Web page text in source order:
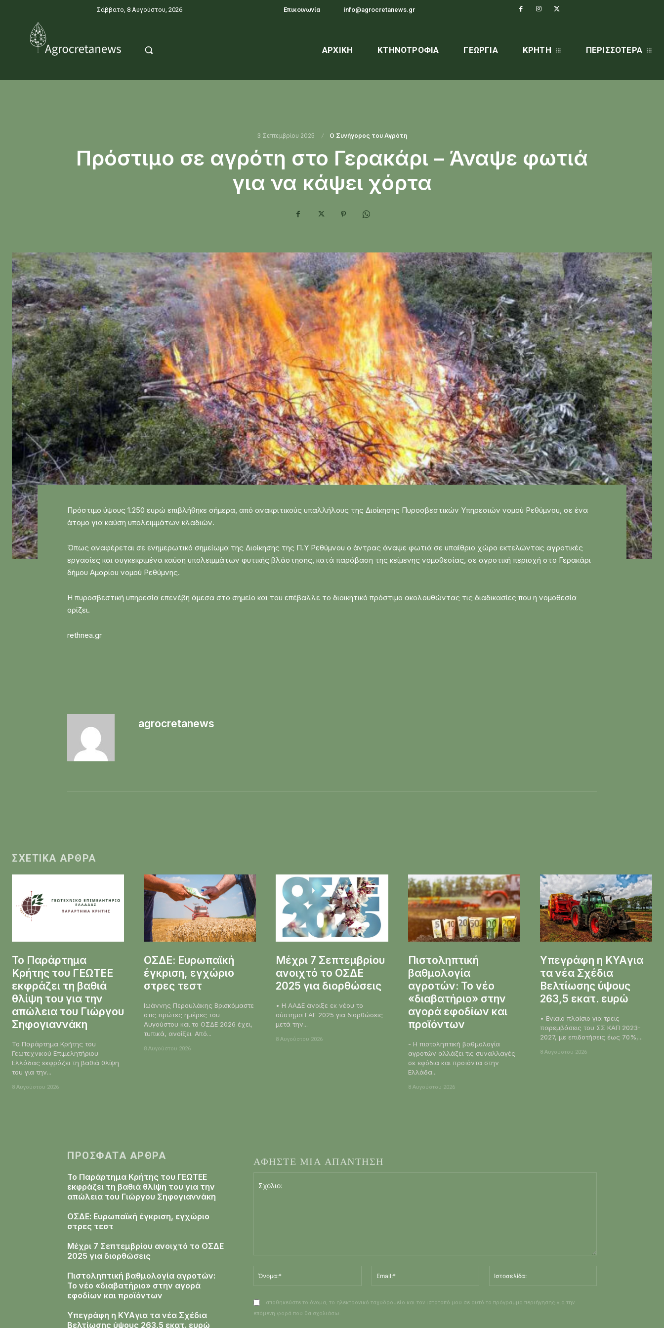
Σάββατο, 8 Αυγούστου, 2026 Επικοινωνία info@agrocretanews.gr
ΑΡΧΙΚΉ ΚΤΗΝΟΤΡΟΦΊΑ ΓΕΩΡΓΊΑ ΚΡΗΤΗ ΠΕΡΙΣΣΌΤΕΡΑ
3 Σεπτεμβρίου 2025 O Συνήγορος του Αγρότη
Πρόστιμο σε αγρότη στο Γερακάρι – Άναψε φωτιά
για να κάψει χόρτα
Πρόστιμο ύψους 1.250 ευρώ επιβλήθηκε σήμερα, από ανακριτικούς υπαλλήλους της Διοίκησης Πυροσβεστικών Υπηρεσιών νομού Ρεθύμνου, σε ένα
άτομο για καύση υπολειμμάτων κλαδιών.
Όπως αναφέρεται σε ενημερωτικό σημείωμα της Διοίκησης της Π.Υ Ρεθύμνου ο άντρας άναψε φωτιά σε υπαίθριο χώρο εκτελώντας αγροτικές
εργασίες και συγκεκριμένα καύση υπολειμμάτων φυτικής βλάστησης, κατά παράβαση της κείμενης νομοθεσίας, σε αγροτική περιοχή στο Γερακάρι
δήμου Αμαρίου νομού Ρεθύμνης.
Η πυροσβεστική υπηρεσία επενέβη άμεσα στο σημείο και του επέβαλλε το διοικητικό πρόστιμο ακολουθώντας τις διαδικασίες που η νομοθεσία
ορίζει.
rethnea.gr
agrocretanews
ΣΧΕΤΙΚΆ ΆΡΘΡΑ
Το Παράρτημα
Κρήτης του ΓΕΩΤΕΕ
εκφράζει τη βαθιά
θλίψη του για την
απώλεια του Γιώργου
Σηφογιαννάκη
Το Παράρτημα Κρήτης του
Γεωτεχνικού Επιμελητήριου
Ελλάδας εκφράζει τη βαθιά θλίψη
του για την...
8 Αυγούστου 2026
ΟΣΔΕ: Ευρωπαϊκή
έγκριση, εγχώριο
στρες τεστ
Ιωάννης Περουλάκης Βρισκόμαστε
στις πρώτες ημέρες του
Αυγούστου και το ΟΣΔΕ 2026 έχει,
τυπικά, ανοίξει. Από...
8 Αυγούστου 2026
Μέχρι 7 Σεπτεμβρίου
ανοιχτό το ΟΣΔΕ
2025 για διορθώσεις
• Η ΑΑΔΕ άνοιξε εκ νέου το
σύστημα ΕΑΕ 2025 για διορθώσεις
μετά την...
8 Αυγούστου 2026
Πιστοληπτική
βαθμολογία
αγροτών: Το νέο
«διαβατήριο» στην
αγορά εφοδίων και
προϊόντων
- Η πιστοληπτική βαθμολογία
αγροτών αλλάζει τις συναλλαγές
σε εφόδια και προϊόντα στην
Ελλάδα...
8 Αυγούστου 2026
Υπεγράφη η KYAγια
τα νέα Σχέδια
Βελτίωσης ύψους
263,5 εκατ. ευρώ
• Ενιαίο πλαίσιο για τρεις
παρεμβάσεις του ΣΣ ΚΑΠ 2023-
2027, με επιδοτήσεις έως 70%,...
8 Αυγούστου 2026
ΠΡΌΣΦΑΤΑ ΆΡΘΡΑ
Το Παράρτημα Κρήτης του ΓΕΩΤΕΕ
εκφράζει τη βαθιά θλίψη του για την
απώλεια του Γιώργου Σηφογιαννάκη
ΟΣΔΕ: Ευρωπαϊκή έγκριση, εγχώριο
στρες τεστ
Μέχρι 7 Σεπτεμβρίου ανοιχτό το ΟΣΔΕ
2025 για διορθώσεις
Πιστοληπτική βαθμολογία αγροτών:
Το νέο «διαβατήριο» στην αγορά
εφοδίων και προϊόντων
Υπεγράφη η KYAγια τα νέα Σχέδια
Βελτίωσης ύψους 263,5 εκατ. ευρώ
ΑΦΗΣΤΕ ΜΙΑ ΑΠΑΝΤΗΣΗ
αποθηκεύστε το όνομα, το ηλεκτρονικό ταχυδρομείο και τον ιστότοπό μου σε αυτό το πρόγραμμα περιήγησης για την
επόμενη φορά που θα σχολιάσω.